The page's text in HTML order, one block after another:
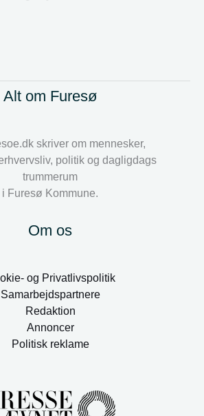
Alt om Furesø
skriver om mennesker,
politik og dagligdags
trummerum
i Furesø Kommune.
Om os
og Privatlivspolitik
Samarbejdspartnere
Redaktion
Annoncer
Politisk reklame